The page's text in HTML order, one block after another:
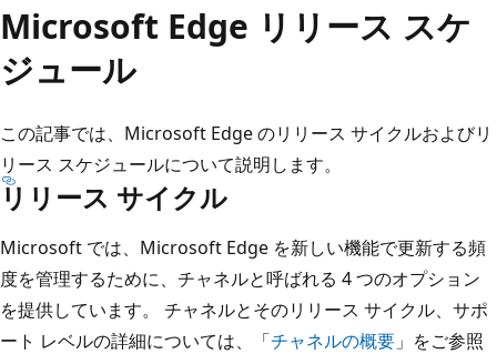
Microsoft Edge リリース スケ
ジュール
この記事では、Microsoft Edge のリリース サイクルおよびリ
リース スケジュールについて説明します。
リリース サイクル
Microsoft では、Microsoft Edge を新しい機能で更新する頻
度を管理するために、チャネルと呼ばれる 4 つのオプション
を提供しています。 チャネルとそのリリース サイクル、サポ
ート レベルの詳細については、「チャネルの概要 」をご参照